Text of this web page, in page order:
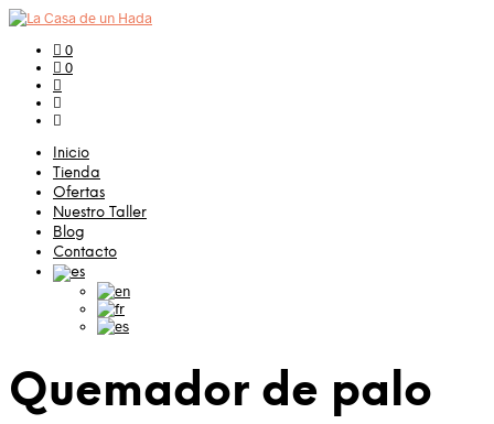
0
0
Inicio
Tienda
Ofertas
Nuestro Taller
Blog
Contacto
Quemador de palo